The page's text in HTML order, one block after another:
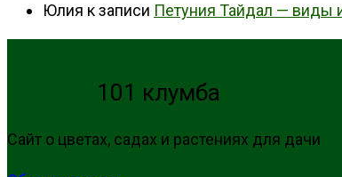
Юлия к записи Петуния Тайдал — виды
101 клумба
Сайт о цветах, садах и растениях для дачи